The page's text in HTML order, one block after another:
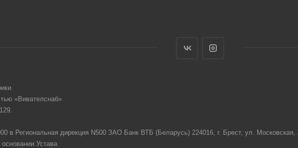
«Вивателснаб»
в Региональная дирекция N500 ЗАО Банк ВТБ (Беларусь) 224016, г. Брест, ул.
Устава